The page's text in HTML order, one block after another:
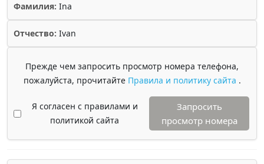
Фамилия: Ina
Отчество: Ivan
Прежде чем запросить просмотр номера телефона,
пожалуйста, прочитайте Правила и политику сайта .
Я согласен с правилами и
политикой сайта
Запросить
просмотр номера